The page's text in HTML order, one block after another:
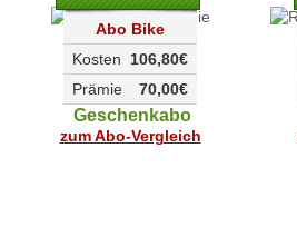
Abo Bike
106,80€
Kosten
70,00€
Prämie
Geschenkabo
zum Abo-Vergleich